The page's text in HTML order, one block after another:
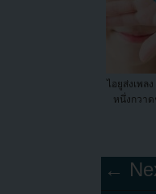
ไอยูส่งเพล
หนึ่งกวาด
←